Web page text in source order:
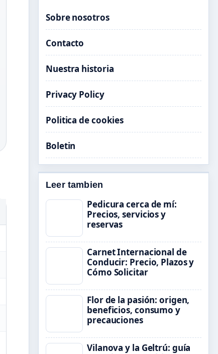
Sobre nosotros
Contacto
Nuestra historia
Privacy Policy
Politica de cookies
Boletin
Leer tambien
Pedicura cerca de mí:
Precios, servicios y
reservas
Carnet Internacional de
Conducir: Precio, Plazos y
Cómo Solicitar
Flor de la pasión: origen,
beneficios, consumo y
precauciones
Vilanova y la Geltrú: guía